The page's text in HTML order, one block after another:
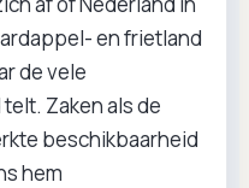
en frietland
de vele
Zaken als de
beschikbaarheid
hem